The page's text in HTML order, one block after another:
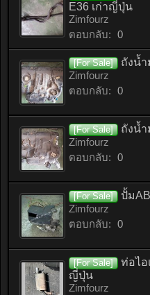
E36 เก่าญี่ปุ่น
Zimfourz
ตอบกลับ: 0
[For Sale]
ถังน้
Zimfourz
ตอบกลับ: 0
[For Sale]
ถังน้
Zimfourz
ตอบกลับ: 0
[For Sale]
ปั้ม
Zimfourz
ตอบกลับ: 0
[For Sale]
ท่อไอ
ญี่ปุ่น
Zimfourz